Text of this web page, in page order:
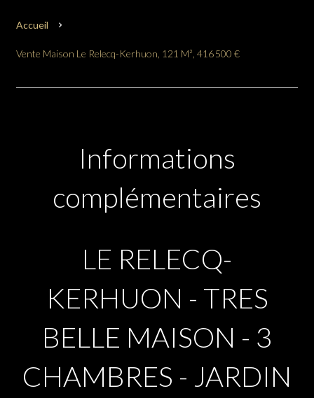
Accueil
Vente Maison Le Relecq-Kerhuon, 121 M², 416 500 €
Informations
complémentaires
LE RELECQ-
KERHUON - TRES
BELLE MAISON - 3
CHAMBRES - JARDIN